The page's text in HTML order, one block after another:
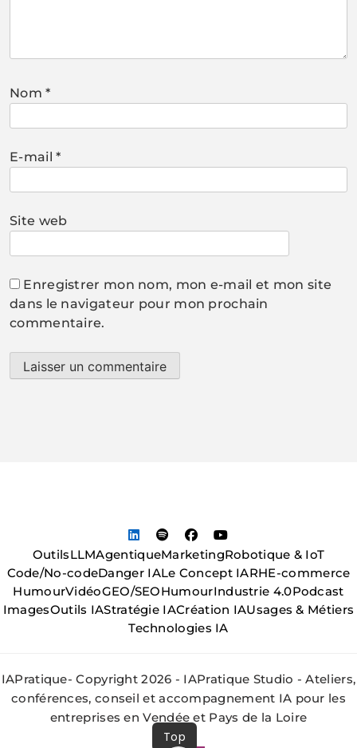
Nom*
E-mail*
Site web
Enregistrer mon nom, mon e-mail et mon site
dans le navigateur pour mon prochain
commentaire.
OutilsLLMAgentiqueMarketingRobotique & IoT
Code/No-codeDanger IALe Concept IARHE-commerce
HumourVidéoGEO/SEOHumourIndustrie 4.0Podcast
ImagesOutils IAStratégie IACréation IAUsages & Métiers
Technologies IA
IAPratique- Copyright 2026 - IAPratique Studio - Ateliers,
conférences, conseil et accompagnement IA pour les
entreprises en Vendée et Pays de la Loire
Top